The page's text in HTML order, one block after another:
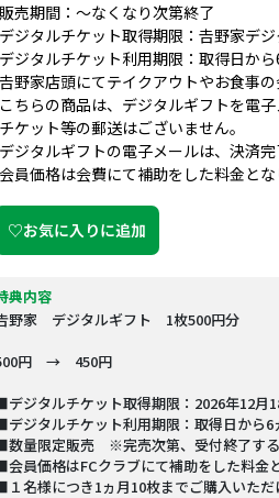
売期間：～なくなり次第終了
ジタルチケット取得期限：𠮷野家デ
ジタルチケット利用期限：取得日か
野家店頭にてテイクアウトやお食事の
ちらの商品は、デジタルギフトを電子
ケット等の郵送はございません。
ジタルギフトの電子メールは、決済完
員価格は会費にて補助をした料金とな
♡お気に入りに追加
典内容
野家 デジタルギフト 1枚500円分
円 → 450円
デジタルチケット取得期限：2026年12月
デジタルチケット利用期限：取得日から6
数量限定販売 ※完売次第、受付終了する
会員価格はFCクラブにて補助をした料金と
１名様につき1ヵ月10枚までご購入いただ